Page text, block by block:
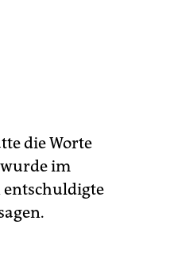
die Worte
im
entschuldigte